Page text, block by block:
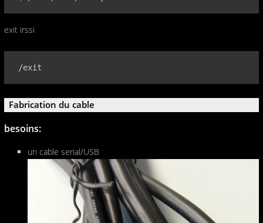
exit irssi
/exit
Fabrication du cable
besoins:
un cable serial/USB